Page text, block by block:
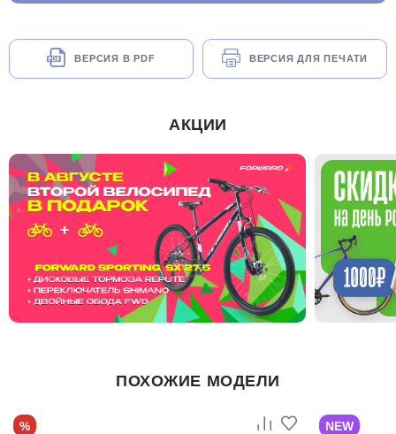
ВЕРСИЯ В PDF ВЕРСИЯ ДЛЯ ПЕЧАТИ
АКЦИИ
ПОХОЖИЕ МОДЕЛИ
% NEW